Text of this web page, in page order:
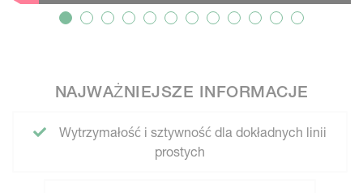
NAJWAŻNIEJSZE INFORMACJE
Wytrzymałość i sztywność dla dokładnych linii
prostych